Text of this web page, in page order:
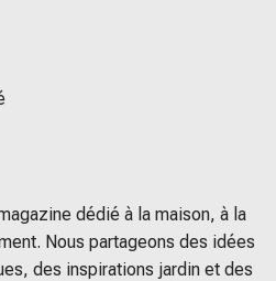
dédié à la maison, à la
Nous partageons des idées
des inspirations jardin et des